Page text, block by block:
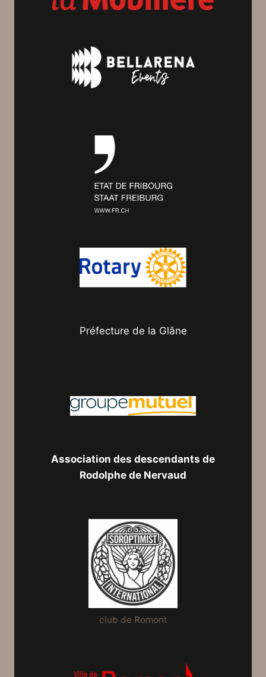
Préfecture de la Glâne
Association des descendants de
Rodolphe de Nervaud
club de Romont